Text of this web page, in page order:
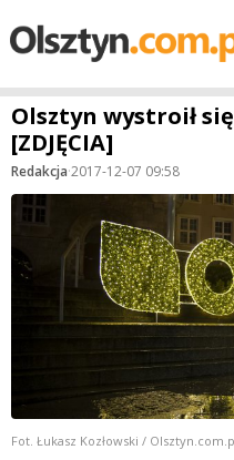
Olsztyn wystroił
[ZDJĘCIA]
Redakcja·2017-12-07 09:58
Fot. Łukasz Kozłowski /